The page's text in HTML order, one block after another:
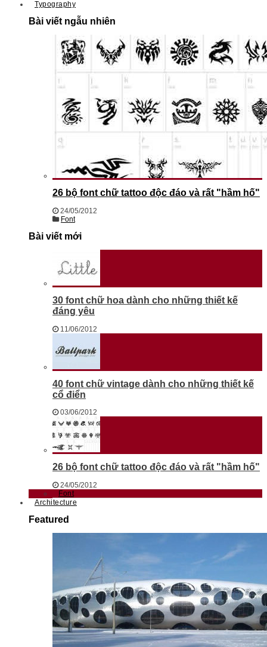
Typography
Bài viết ngẫu nhiên
26 bộ font chữ tattoo độc đáo và rất "hầm hố"
24/05/2012
Font
Bài viết mới
30 font chữ hoa dành cho những thiết kế
đáng yêu
11/06/2012
40 font chữ vintage dành cho những thiết kế
cổ điển
03/06/2012
26 bộ font chữ tattoo độc đáo và rất "hầm hố"
24/05/2012
Font
Architecture
Featured